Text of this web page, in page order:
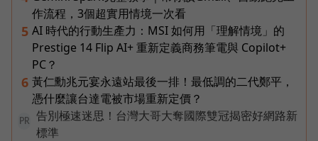
作流程，3個超實用情境一次看
5 AI 時代的行動生產力：MSI 如何用「理解情境」的
Prestige 14 Flip AI+ 重新定義商務筆電與 Copilot+
PC？
6 黃仁勳兆元宴永遠站最後一排！最低調的二代鄭平，
憑什麼讓台達電被市場重新定價？
PR
告別極速迷思！台灣大哥大奪國際雙冠揭密好網路新
標準